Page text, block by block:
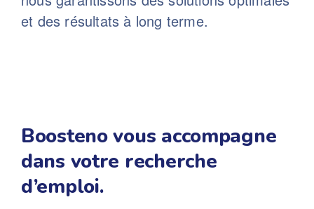
et des résultats à long terme.
Boosteno vous accompagne
dans votre recherche
d’emploi.